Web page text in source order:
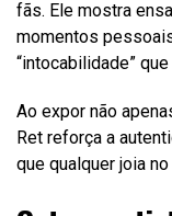
fãs. Ele mostra
momentos
“intocabilidade”
Ao expor não
Ret reforça a
que qualquer joia